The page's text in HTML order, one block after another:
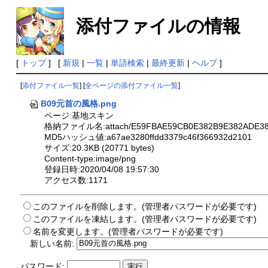
添付ファイルの情報
[ トップ] [ 新規 | 一覧| 単語検索| 最終更新| ヘルプ]
[添付ファイル一覧] [全ページの添付ファイル一覧]
B09元首の風格.png
ページ:基地スキン
格納ファイル名:attach/
MD5ハッシュ値:a67ae3280ffdd3379c46f366932d2101
サイズ:20.3KB (20771 bytes)
Content-type:image/png
登録日時:2020/04/08 19:57:30
アクセス数:1171
このファイルを削除します。(管理者パスワードが必要です)
このファイルを凍結します。(管理者パスワードが必要です)
名前を変更します。(管理者パスワードが必要です)
新しい名前: